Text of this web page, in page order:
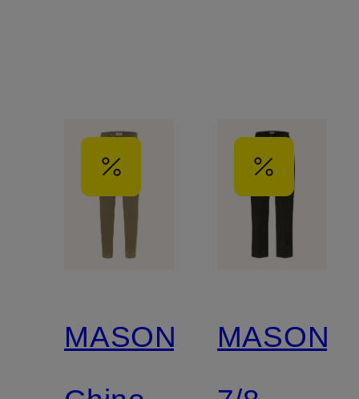
MASON'S
MASON'S